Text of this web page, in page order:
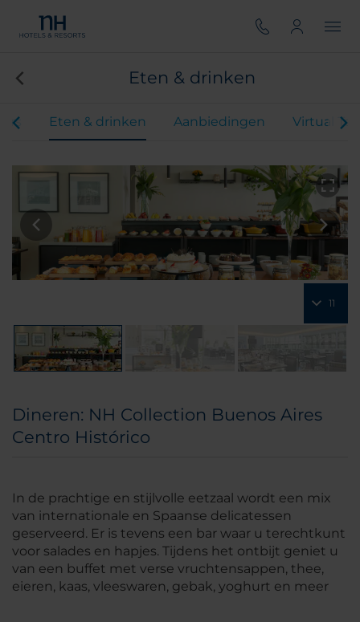
Eten & drinken
Eten & drinken Aanbiedingen Virtual
11
Dineren: NH Collection Buenos Aires
Centro Histórico
In de prachtige en stijlvolle eetzaal wordt een mix
van internationale en Spaanse delicatessen
geserveerd. Er is tevens een bar waar u terechtkunt
voor salades en hapjes. Tijdens het ontbijt geniet u
van een buffet met verse vruchtensappen, thee,
eieren, kaas, vleeswaren, gebak, yoghurt en meer